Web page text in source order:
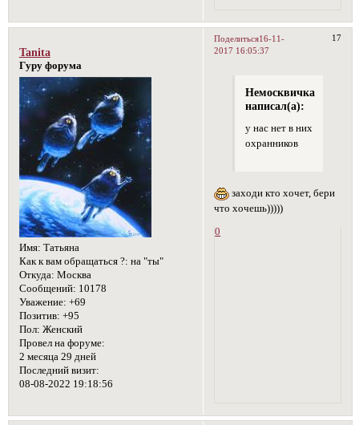
Поделиться 17
16-11-
2017 16:05:37
Tanita
Гуру форума
Имя: Татьяна
Как к вам обращаться ?: на "ты"
Откуда: Москва
Сообщений: 10178
Уважение: +69
Позитив: +95
Пол: Женский
Провел на форуме:
2 месяца 29 дней
Последний визит:
08-08-2022 19:18:56
Немосквичка
написал(а):
у нас нет в них
охранников
заходи кто хочет, бери
что хочешь)))))
0